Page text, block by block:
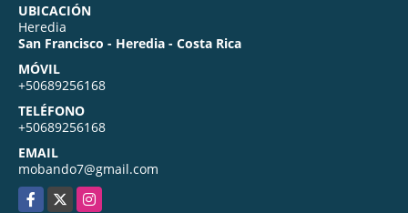
UBICACIÓN
Heredia
San Francisco - Heredia - Costa Rica
MÓVIL
+50689256168
TELÉFONO
+50689256168
EMAIL
mobando7@gmail.com
Facebook
X Instagram